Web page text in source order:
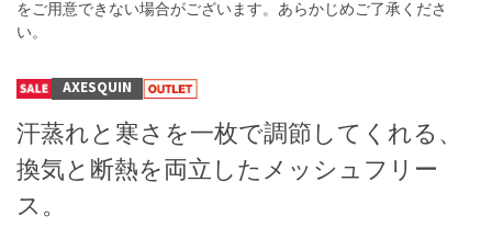
をご用意できない場合がございます。あらかじめご了承くださ
い。
AXESQUIN
汗蒸れと寒さを一枚で調節してくれる、
換気と断熱を両立したメッシュフリー
ス。